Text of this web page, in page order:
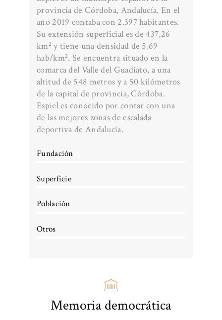
provincia de Córdoba, Andalucía. En el
año 2019 contaba con 2.397 habitantes.
Su extensión superficial es de 437,26
km² y tiene una densidad de 5,69
hab/km². Se encuentra situado en la
comarca del Valle del Guadiato, a una
altitud de 548 metros y a 50 kilómetros
de la capital de provincia, Córdoba.
Espiel es conocido por contar con una
de las mejores zonas de escalada
deportiva de Andalucía.
Fundación
Superficie
Población
Otros
Memoria democrática